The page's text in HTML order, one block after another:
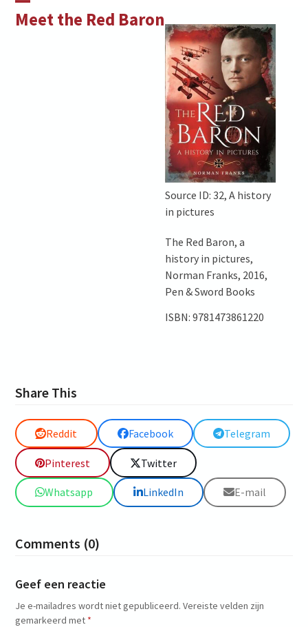
Meet the Red Baron
Open
Close
Source ID: 32, A history
in pictures
The Red Baron, a
history in pictures,
Norman Franks, 2016,
Pen & Sword Books
ISBN: 9781473861220
Share This
Reddit Facebook Telegram
Pinterest Twitter
Whatsapp LinkedIn E-mail
Comments (0)
Geef een reactie
Je e-mailadres wordt niet gepubliceerd. Vereiste velden zijn
gemarkeerd met *